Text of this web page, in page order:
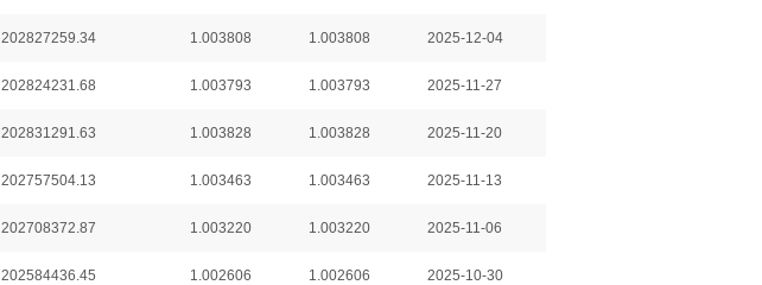
202827259.34 1.003808 1.003808 2025-12-04
202824231.68 1.003793 1.003793 2025-11-27
202831291.63 1.003828 1.003828 2025-11-20
202757504.13 1.003463 1.003463 2025-11-13
202708372.87 1.003220 1.003220 2025-11-06
202584436.45 1.002606 1.002606 2025-10-30